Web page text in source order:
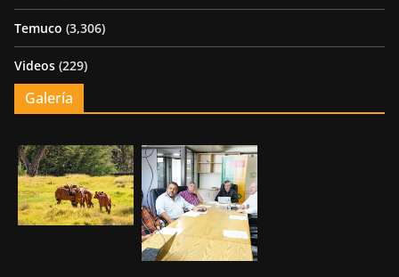
Temuco (3,306)
Videos (229)
Galería